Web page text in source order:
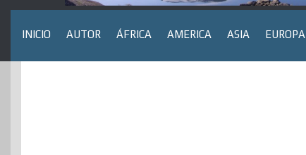
INICIO AUTOR ÁFRICA AMERICA ASIA EUROPA